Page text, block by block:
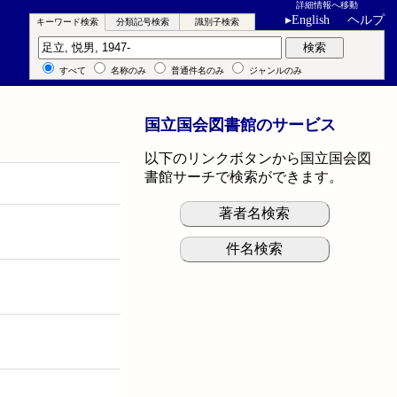
詳細情報へ移動
▸English ヘルプ
キーワード検索 分類記号検索 識別子検索
キーワード検索 検索
すべて 名称のみ 普通件名のみ ジャンルのみ
国立国会図書館のサービス
以下のリンクボタンから国立国会図
書館サーチで検索ができます。
著者名検索
件名検索